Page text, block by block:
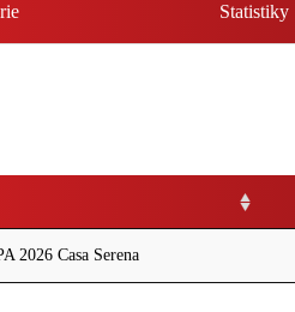
Statistiky
2026 Casa Serena